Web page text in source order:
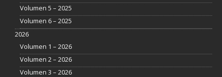
Volumen 5 – 2025
Volumen 6 – 2025
2026
Volumen 1 – 2026
Volumen 2 – 2026
Volumen 3 – 2026